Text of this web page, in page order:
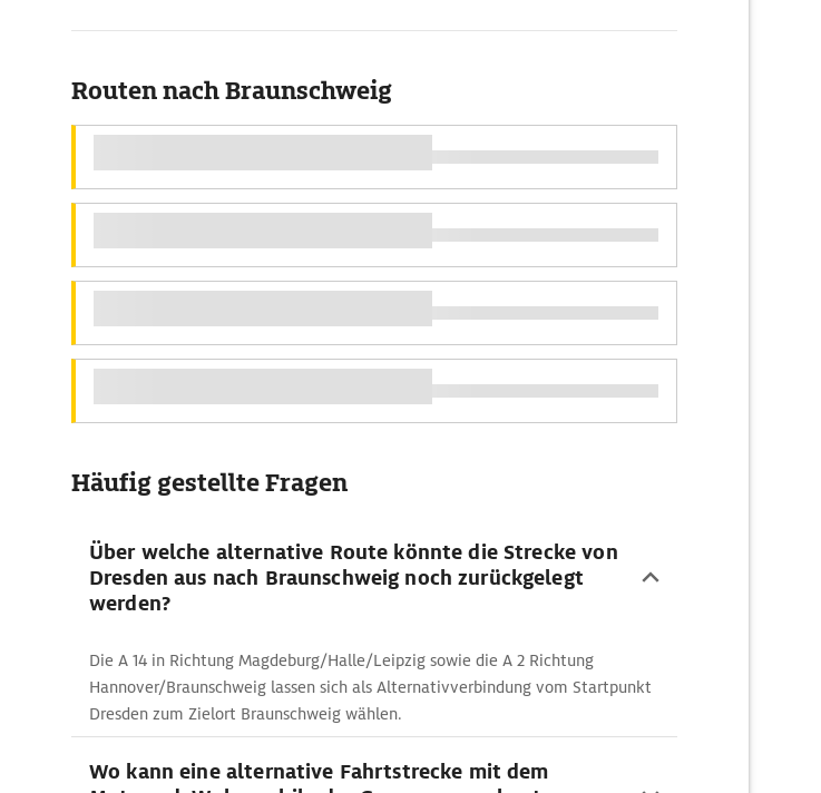
Routen nach Braunschweig
Häufig gestellte Fragen
Über welche alternative Route könnte die Strecke von
Dresden aus nach Braunschweig noch zurückgelegt
werden?
Die A 14 in Richtung Magdeburg/Halle/Leipzig sowie die A 2 Richtung
Hannover/Braunschweig lassen sich als Alternativverbindung vom Startpunkt
Dresden zum Zielort Braunschweig wählen.
Wo kann eine alternative Fahrtstrecke mit dem